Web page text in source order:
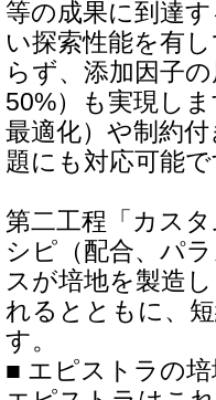
等の成果に到達
い探索性能を有
らず、添加因子
50%）も実現し
最適化）や制約
題にも対応可能で
第二工程「カス
シピ（配合、パ
スが培地を製造
れるとともに、
す。
■ エピストラの